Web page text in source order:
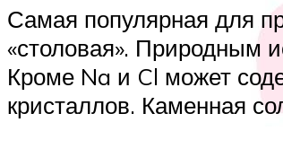
Самая популярная для
«столовая». Природным
Кроме Na и Cl может
кристаллов. Каменная